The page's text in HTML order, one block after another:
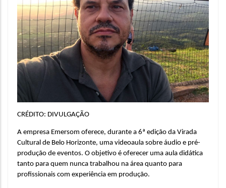
CRÉDITO: DIVULGAÇÃO
A empresa Emersom oferece, durante a 6ª edição da Virada
Cultural de Belo Horizonte, uma videoaula sobre áudio e pré-
produção de eventos. O objetivo é oferecer uma aula didática
tanto para quem nunca trabalhou na área quanto para
profissionais com experiência em produção.